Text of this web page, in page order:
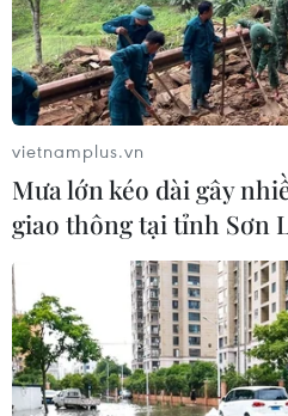
vietnamplus.vn
Mưa lớn kéo dài gây
giao thông tại tỉnh Sơn